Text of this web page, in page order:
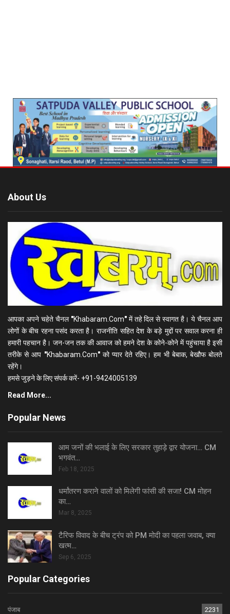
About Us
आपका अपने चहेते चैनल "Khabaram.Com"में तहे दिल से स्वागत है। ये चैनल आप
लोगों के बीच रहना पसंद करता है। राजनीति सहित देश के बड़े मुद्दों पर सवाल करना ही
हमारी पहचान है। जन-जन तक की आवाज को हमने देश के कोने-कोने में पहुंचाया है इसी
तरीके से आप "Khabaram.Com"को प्यार देते रहिए। हम भी बेबाक, बेखौफ बोलते
रहेंगे।
हमसे जुड़ने के लिए संपर्क करें- +91-9424005139
Read More...
Popular News
आम जनों की भलाई के लिए सरकार तुहाड़े द्वार योजना… CM
भगवंत…
Feb 18, 2025
धर्मांतरण कराने वालों को मिलेगी फांसी की सजा! CM मोहन
का…
Mar 8, 2025
टैरिफ विवाद के बीच ट्रंप को PM मोदी का पहला जवाब, क्या
खत्म…
Sep 6, 2025
Popular Categories
पंजाब 2231